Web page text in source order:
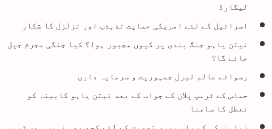
لیگارڈ
اسرائیل کے لئے امریکی حمایت تذبذب اور تزلزل کا شکار
نیتن یاہو جنگ بندی پر کیوں مجبور ہوا؟ کیا جنگی مجرم جیل
جائے گا؟
رسوائے عالم لبرل جمہوریت و سرمایہ داری
حماس کے ٹرمپ پلان کے جواب کے بعد نیتن یاہو کابینہ کو
تعطل کا سامنا